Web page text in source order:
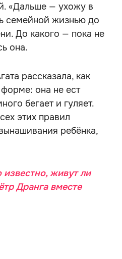
«Дальше — ухожу в
семейной жизнью до
До какого — пока не
она.
рассказала, как
она не ест
бегает и гуляет.
этих правил
ребёнка,
известно, живут ли
Дранга вместе